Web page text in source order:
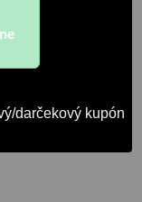
darčekový kupón